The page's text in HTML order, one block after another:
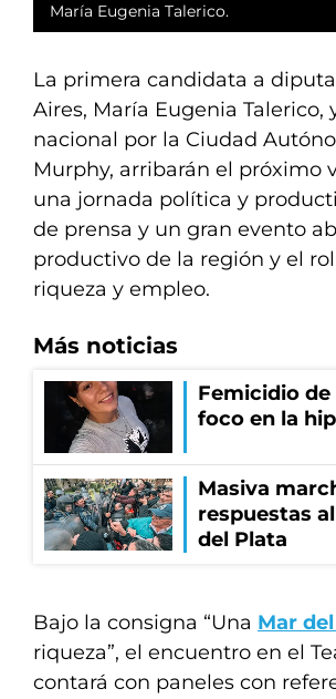
María Eugenia Talerico.
La primera candidata a
Aires, María Eugenia
nacional por la Ciudad
Murphy, arribarán el próximo
una jornada política y
de prensa y un gran evento
productivo de la región y el
riqueza y empleo.
Más noticias
Femicidio
foco en la
Masiva
respuestas
del Plata
Bajo la consigna “Una Mar
riqueza”, el encuentro en el
contará con paneles con